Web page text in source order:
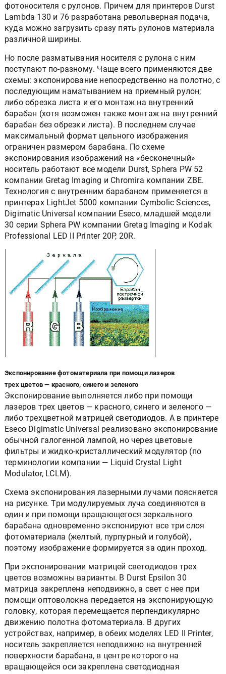
фотоносителя с рулонов. Причем для принтеров Durst
Lambda 130 и 76 разработана револьверная подача,
куда можно загрузить сразу пять рулонов материала
различной ширины.
Но после разматывания носителя с рулона с ним
поступают по-разному. Чаще всего применяются две
схемы: экспонирование непосредственно на полотно, с
последующим наматыванием на приемный рулон;
либо обрезка листа и его монтаж на внутренний
барабан (хотя возможен также монтаж на внутренний
барабан без обрезки листа). В последнем случае
максимальный формат цельного изображения
ограничен размером барабана. По схеме
экспонирования изображений на «бесконечный»
носитель работают все модели Durst, Sphera PW 52
компании Gretag Imaging и Chromira компании ZBE.
Технология с внутренним барабаном применяется в
принтерах LightJet 5000 компании Cymbolic Sciences,
Digimatic Universal компании Eseco, младшей модели
30 серии Sphera PW компании Gretag Imaging и Kodak
Professional LED II Printer 20P, 20R.
Экспонирование фотоматериала при помощи лазеров
трех цветов — красного, синего и зеленого
Экспонирование выполняется либо при помощи
лазеров трех цветов — красного, синего и зеленого —
либо трехцветной матрицей светодиодов. А в принтере
Eseco Digimatic Universal реализовано экспонирование
обычной галогенной лампой, но через цветовые
фильтры и жидко-кристаллический модулятор (по
терминологии компании — Liquid Crystal Light
Modulator, LCLM).
Схема экспонирования лазерными лучами поясняется
на рисунке. Три модулируемых луча соединяются в
один и при помощи вращающегося зеркального
барабана одновременно экспонируют все три слоя
фотоматериала (желтый, пурпурный и голубой),
поэтому изображение формируется за один проход.
При экспонировании матрицей светодиодов трех
цветов возможны варианты. В Durst Epsilon 30
матрица закреплена неподвижно, а свет с нее при
помощи оптоволокна передается на экспонирующую
головку, которая перемещается перпендикулярно
движению полотна фотоматериала. В других
устройствах, например, в обеих моделях LED II Printer,
носитель закрепляется неподвижно на внутренней
поверхности барабана, в центре которого на
вращающейся оси закреплена светодиодная